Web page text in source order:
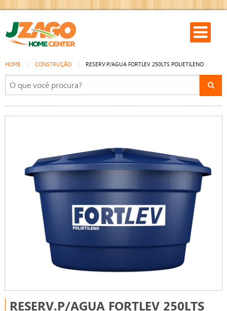
HOME CONSTRUÇÃO RESERV.P/AGUA FORTLEV 250LTS POLIETILENO
RESERV.P/AGUA FORTLEV 250LTS